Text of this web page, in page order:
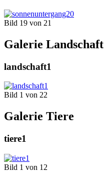
Bild 19 von 21
Galerie Landschaft
landschaft1
Bild 1 von 22
Galerie Tiere
tiere1
Bild 1 von 12